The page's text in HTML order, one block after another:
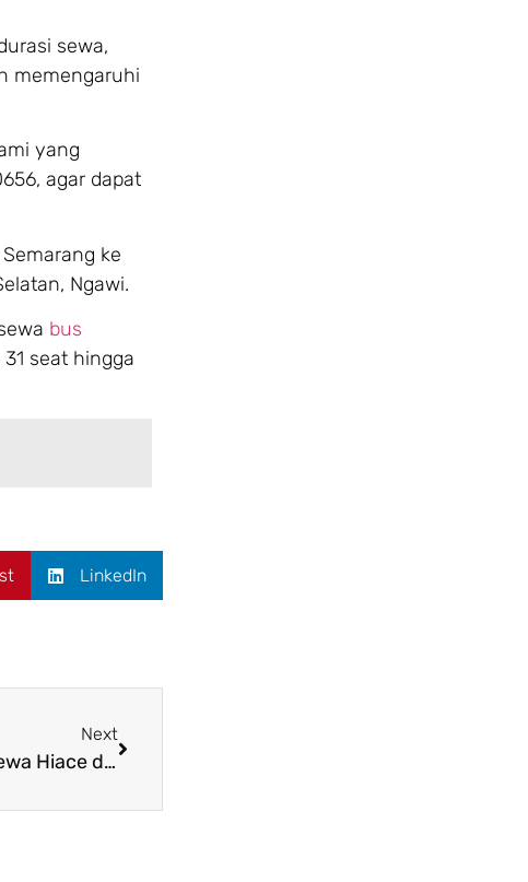
sewa,
memengaruhi
yang
agar dapat
ke
Ngawi.
bus
seat hingga
LinkedIn
Next
Semakin banyak orang yang tertarik menyewa Hiace dari Semarang menuju Mojokerto